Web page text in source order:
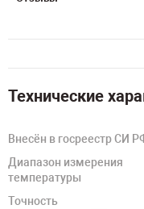
Технические
Внесён в госреестр СИ
Диапазон измерения
температуры
Точность